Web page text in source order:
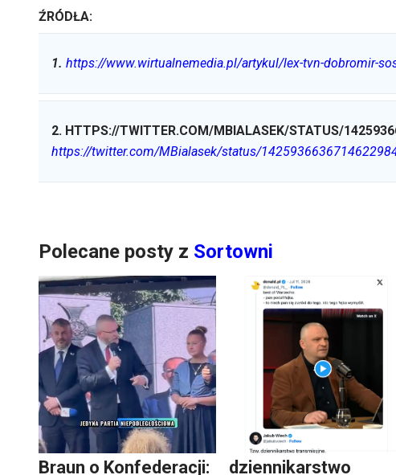
ŹRÓDŁA:
1. https://www.wirtualnemedia.pl/artykul/lex-tvn-dobromir-
2. HTTPS://TWITTER.COM/MBIALASEK/STATUS/
https://twitter.com/MBialasek/status/
Polecane posty z Sortowni
Braun o Konfederacji: dziennikarstwo